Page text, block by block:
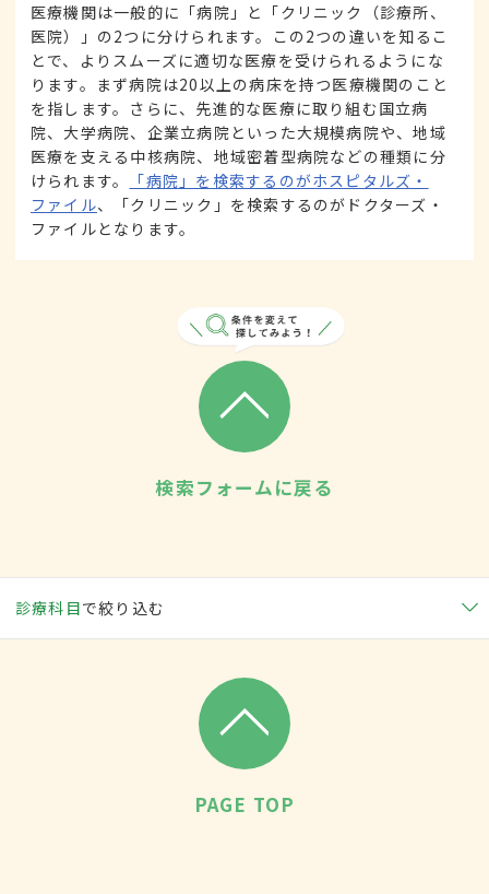
医療機関は一般的に「病院」と「クリニック（診療所、
医院）」の2つに分けられます。この2つの違いを知るこ
とで、よりスムーズに適切な医療を受けられるようにな
ります。まず病院は20以上の病床を持つ医療機関のこと
を指します。さらに、先進的な医療に取り組む国立病
院、大学病院、企業立病院といった大規模病院や、地域
医療を支える中核病院、地域密着型病院などの種類に分
けられます。
「病院」を検索するのがホスピタルズ・
ファイル、「クリニック」を検索するのがドクターズ・
ファイルとなります。
検索フォームに戻る
診療科目で絞り込む
PAGE TOP